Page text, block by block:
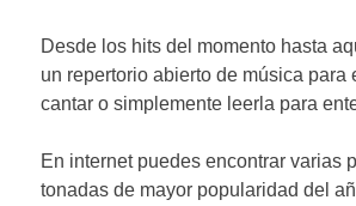
Desde los hits del momento hasta
un repertorio abierto de música
cantar o simplemente leerla para
En internet puedes encontrar varias
tonadas de mayor popularidad del